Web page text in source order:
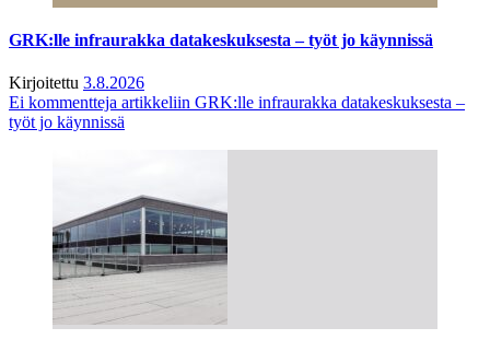
GRK:lle infraurakka datakeskuksesta – työt jo käynnissä
Kirjoitettu 3.8.2026
Ei kommentteja artikkeliin GRK:lle infraurakka datakeskuksesta –
työt jo käynnissä